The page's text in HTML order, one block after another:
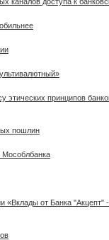
принципов
пошлин
Мособлбанка
от Банка "Акцепт"